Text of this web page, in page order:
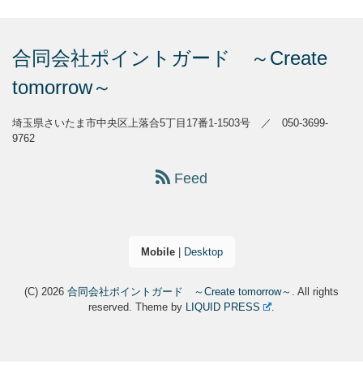
合同会社ポイントガード ～Create
tomorrow～
埼玉県さいたま市中央区上落合5丁目17番1-1503号 ／ 050-3699-
9762
Feed
Mobile| Desktop
(C) 2026 合同会社ポイントガード ～Create tomorrow～ . All rights
reserved.Theme by LIQUID PRESS .